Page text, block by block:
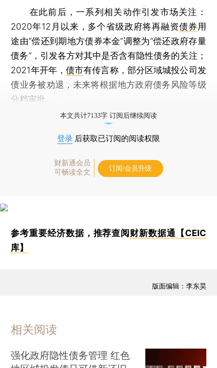
在此前后，一系列相关动作引发市场关注：
2020年12月以来，多个省级政府将再融资债券用
途由“偿还到期地方债券本金”调整为“偿还政府存量
债务”，引发各方对其中是否含有隐性债务的关注；
2021年开年， 债市有传言称，部分区域城投公司发
债业务被劝退，未来将根据地方政府债务风险等级
分档审批。
本文共计7133字 订阅后继续阅读
登录 后获取已订阅的阅读权限
财新通会员
可畅读全文
订阅/会员升级
参考重要经济数据，推荐查阅财新数据通【CEIC
库】
版面编辑：李东昊
相关阅读
强化政府隐性债务管理 红色